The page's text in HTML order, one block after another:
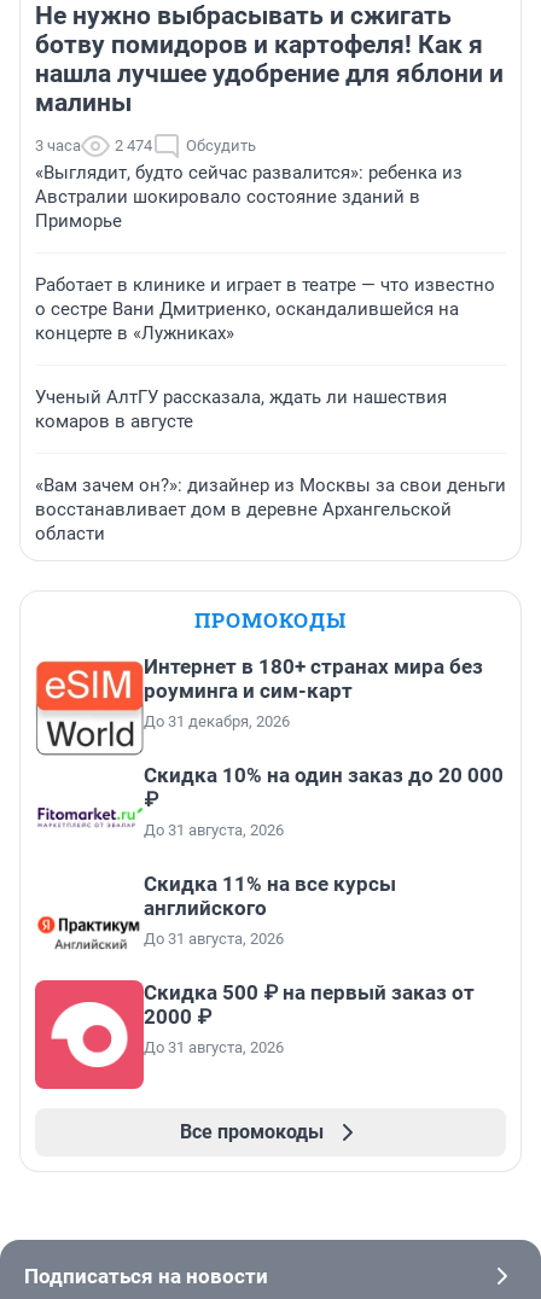
Не нужно выбрасывать и сжигать
ботву помидоров и картофеля! Как я
нашла лучшее удобрение для яблони и
малины
3 часа 2 474 Обсудить
«Выглядит, будто сейчас развалится»: ребенка из
Австралии шокировало состояние зданий в
Приморье
Работает в клинике и играет в театре — что известно
о сестре Вани Дмитриенко, оскандалившейся на
концерте в «Лужниках»
Ученый АлтГУ рассказала, ждать ли нашествия
комаров в августе
«Вам зачем он?»: дизайнер из Москвы за свои деньги
восстанавливает дом в деревне Архангельской
области
ПРОМОКОДЫ
Интернет в 180+ странах мира без
роуминга и сим-карт
До 31 декабря, 2026
Скидка 10% на один заказ до 20 000
₽
До 31 августа, 2026
Скидка 11% на все курсы
английского
До 31 августа, 2026
Скидка 500 ₽ на первый заказ от
2000 ₽
До 31 августа, 2026
Все промокоды
Подписаться на новости